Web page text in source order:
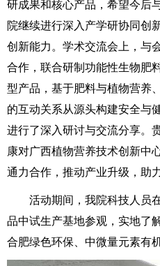
研成果和核心产品，希望今后
院继续进行深入产学研协同创
创新能力。学术交流会上，与
合作，联合研制功能性生物肥
型产品，基于肥料与植物营养
的互动关系从源头构建安全与
进行了深入研讨与交流分享。
康对广西植物营养技术创新中
通力合作，推动产业升级，助
活动期间，我院科技人员
品中试生产基地参观，实地了
合肥绿色环保、中微量元素有